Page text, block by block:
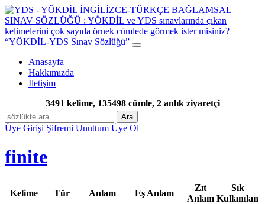
“YÖKDİL-YDS Sınav Sözlüğü”
Anasayfa
Hakkımızda
İletişim
3491 kelime, 135498 cümle, 2 anlık ziyaretçi
Ara
Üye Girişi Şifremi Unuttum Üye Ol
finite
Kelime Tür Anlam Eş Anlam
Zıt
Anlam
Sık
Kullanılan